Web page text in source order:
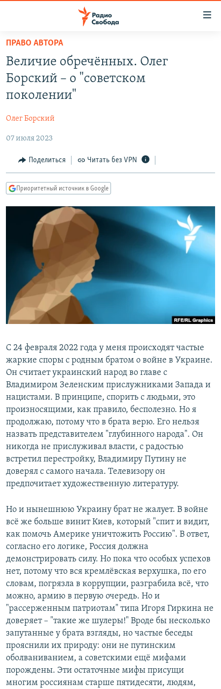
упрощенного
доступа
Вернуться
основному
Вернутся
навигации
Вернутся
поиску
АВТОРСКИЕ ПРОЕКТЫ
МНЕНИЯ
КУЛЬТУРА
IDEL.РЕАЛИИ
СЕВЕР.РЕАЛИИ
СИБИРЬ.РЕАЛИИ
РАСПИСАНИЕ ВЕЩАНИЯ
ПОДПИШИТЕСЬ НА РАССЫЛКУ
СОЦИАЛЬНЫЕ СЕТИ
Все сайты РСЕ/РС
ПРАВО АВТОРА
Величие обречённых. Олег
Борский – о "советском
поколении"
Олег Борский
07 июля 2023
Поделиться Читать без VPN
Приоритетный источник в Google
С 24 февраля 2022 года у меня происходят частые
жаркие споры с родным братом о войне в Украине.
Он считает украинский народ во главе с
Владимиром Зеленским прислужниками Запада и
нацистами. В принципе, спорить с людьми, это
произносящими, как правило, бесполезно. Но я
продолжаю, потому что в брата верю. Его нельзя
назвать представителем "глубинного народа". Он
никогда не прислуживал власти, с радостью
встретил перестройку, Владимиру Путину не
доверял с самого начала. Телевизору он
предпочитает художественную литературу.
Но и нынешнюю Украину брат не жалует. В войне
всё же больше винит Киев, который "спит и видит,
как помочь Америке уничтожить Россию". В ответ,
согласно его логике, Россия должна
демонстрировать силу. Но пока что особых успехов
нет, потому что вся кремлёвская верхушка, по его
словам, погрязла в коррупции, разграбила всё, что
можно, армию в первую очередь. Но и
"рассерженным патриотам" типа Игоря Гиркина не
доверяет – "такие же шулеры!" Вроде бы несколько
запутанные у брата взгляды, но частые беседы
прояснили их природу: они не путинским
оболваниванием, а советскими ещё мифами
порождены. Эти остаточные мифы присущи
многим россиянам старше пятидесяти, людям,